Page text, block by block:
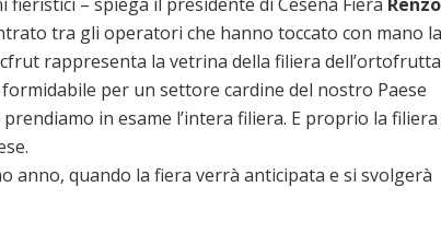
tra gli operatori che hanno toccato con mano la
rappresenta la vetrina della filiera dell’ortofrutta
per un settore cardine del nostro Paese
in esame l’intera filiera. E proprio la filiera
anno, quando la fiera verrà anticipata e si svolgerà